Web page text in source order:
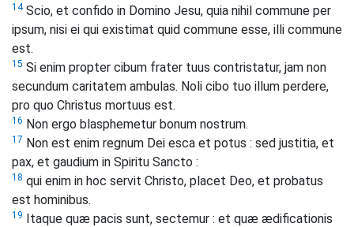
14Scio, et confido in Domino Jesu, quia nihil commune per
ipsum, nisi ei qui existimat quid commune esse, illi commune
est.
15 Si enim propter cibum frater tuus contristatur, jam non
secundum caritatem ambulas. Noli cibo tuo illum perdere,
pro quo Christus mortuus est.
16 Non ergo blasphemetur bonum nostrum.
17 Non est enim regnum Dei esca et potus : sed justitia, et
pax, et gaudium in Spiritu Sancto :
18 qui enim in hoc servit Christo, placet Deo, et probatus
est hominibus.
19 Itaque quæ pacis sunt, sectemur : et quæ ædificationis